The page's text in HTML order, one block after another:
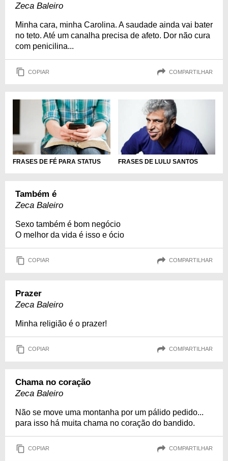
Zeca Baleiro
Minha cara, minha Carolina. A saudade ainda vai bater
no teto. Até um canalha precisa de afeto. Dor não cura
com penicilina...
COPIAR COMPARTILHAR
FRASES DE FÉ PARA STATUS FRASES DE LULU SANTOS
Também é
Zeca Baleiro
Sexo também é bom negócio
O melhor da vida é isso e ócio
COPIAR COMPARTILHAR
Prazer
Zeca Baleiro
Minha religião é o prazer!
COPIAR COMPARTILHAR
Chama no coração
Zeca Baleiro
Não se move uma montanha por um pálido pedido...
para isso há muita chama no coração do bandido.
COPIAR COMPARTILHAR